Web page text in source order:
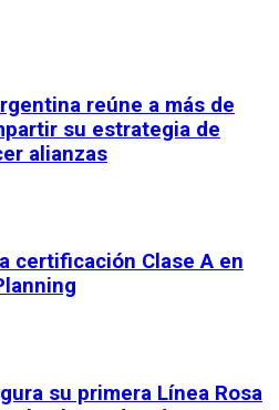
reúne a más de
su estrategia de
alianzas
certificación Clase A en
su primera Línea Rosa